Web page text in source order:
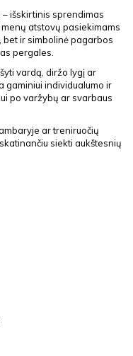
išskirtinis sprendimas
atstovų pasiekimams
bet ir simbolinė pagarbos
pergales.
vardą, diržo lygį ar
gaminiui individualumo ir
po varžybų ar svarbaus
ar treniruočių
siekti aukštesnių